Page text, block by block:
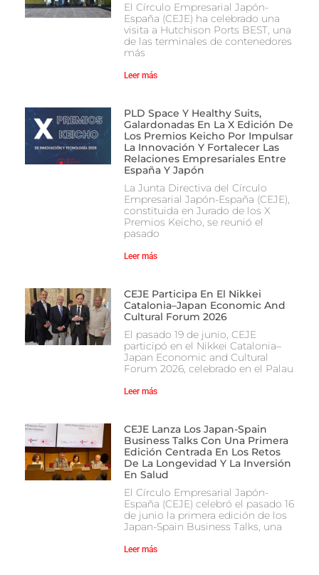
El Círculo Empresarial Japón-
España (CEJE) ha celebrado una
visita a Hutchison Ports BEST, una
de las terminales de contenedores
más
Leer más
PLD Space Y Healthy Suits,
Galardonadas En La X Edición De
Los Premios Keicho Por Impulsar
La Innovación Y Fortalecer Las
Relaciones Empresariales Entre
España Y Japón
La Junta Directiva del Círculo
Empresarial Japón-España (CEJE),
constituida en Jurado de los X
Premios Keicho, se reunió el
pasado
Leer más
CEJE Participa En El Nikkei
Catalonia–Japan Economic And
Cultural Forum 2026
El pasado 19 de junio, CEJE
participó en el Nikkei Catalonia–
Japan Economic and Cultural
Forum 2026, celebrado en el Palau
Leer más
CEJE Lanza Los Japan-Spain
Business Talks Con Una Primera
Edición Centrada En Los Retos
De La Longevidad Y La Inversión
En Salud
El Círculo Empresarial Japón-
España (CEJE) celebró el pasado 16
de junio la primera edición de los
Japan-Spain Business Talks, una
Leer más